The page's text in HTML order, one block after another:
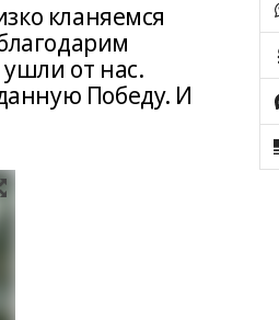
кланяемся
от нас.
Победу. И